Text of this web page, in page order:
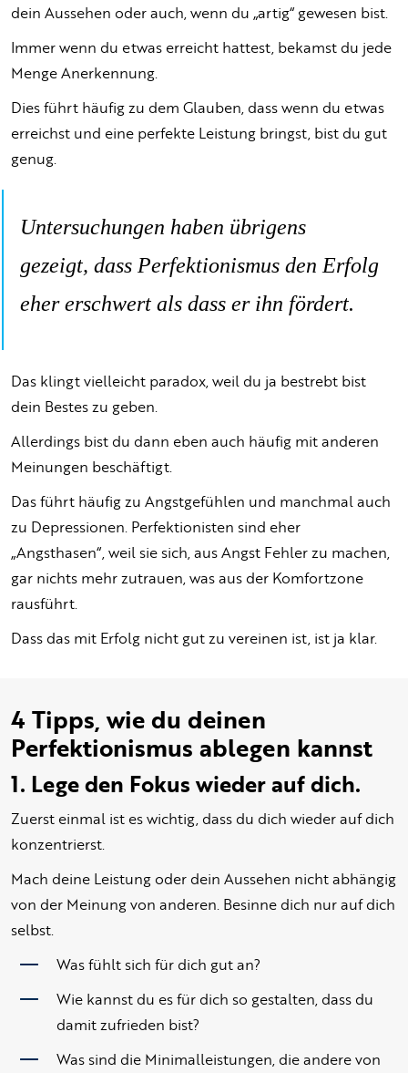
dein Aussehen oder auch, wenn du „artig“ gewesen bist.
Immer wenn du etwas erreicht hattest, bekamst du jede
Menge Anerkennung.
Dies führt häufig zu dem Glauben, dass wenn du etwas
erreichst und eine perfekte Leistung bringst, bist du gut
genug.
Untersuchungen haben übrigens
gezeigt, dass Perfektionismus den Erfolg
eher erschwert als dass er ihn fördert.
Das klingt vielleicht paradox, weil du ja bestrebt bist
dein Bestes zu geben.
Allerdings bist du dann eben auch häufig mit anderen
Meinungen beschäftigt.
Das führt häufig zu Angstgefühlen und manchmal auch
zu Depressionen. Perfektionisten sind eher
„Angsthasen“, weil sie sich, aus Angst Fehler zu machen,
gar nichts mehr zutrauen, was aus der Komfortzone
rausführt.
Dass das mit Erfolg nicht gut zu vereinen ist, ist ja klar.
4 Tipps, wie du deinen
Perfektionismus ablegen kannst
1. Lege den Fokus wieder auf dich.
Zuerst einmal ist es wichtig, dass du dich wieder auf dich
konzentrierst.
Mach deine Leistung oder dein Aussehen nicht abhängig
von der Meinung von anderen. Besinne dich nur auf dich
selbst.
Was fühlt sich für dich gut an?
Wie kannst du es für dich so gestalten, dass du
damit zufrieden bist?
Was sind die Minimalleistungen, die andere von